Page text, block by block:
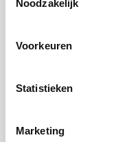
Noodzakelijk
Voorkeuren
Statistieken
Marketing